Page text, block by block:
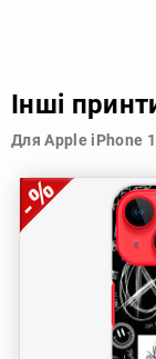
Інші
Для Apple iPhone